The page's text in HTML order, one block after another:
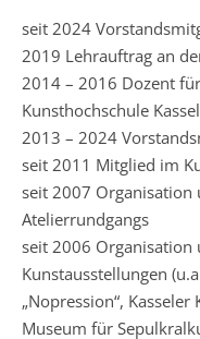
seit 2024
2019 Lehrauftrag an
2014 – 2016 Dozent
Kunsthochschule Kassel
2013 – 2024
seit 2011 Mitglied im
seit 2007 Organisation
Atelierrundgangs
seit 2006 Organisation
Kunstausstellungen
„Nopression“,
Museum für